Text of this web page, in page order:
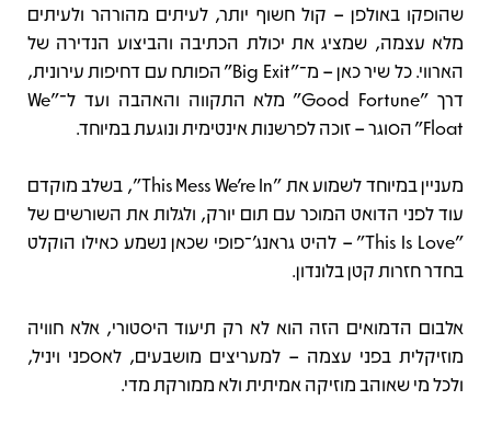
שהופקו באולפן – קול חשוף יותר, לעיתים מהורהר ולעיתים
מלא עצמה, שמציג את יכולת הכתיבה והביצוע הנדירה של
הארווי. כל שיר כאן – מ־"Big Exit" הפותח עם דחיפות עירונית,
דרך "Good Fortune" מלא התקווה והאהבה ועד ל־"We
Float" הסוגר – זוכה לפרשנות אינטימית ונוגעת במיוחד.
מעניין במיוחד לשמוע את "This Mess We're In", בשלב מוקדם
עוד לפני הדואט המוכר עם תום יורק, ולגלות את השורשים של
"This Is Love" – להיט גראנג'־פופי שכאן נשמע כאילו הוקלט
בחדר חזרות קטן בלונדון.
אלבום הדמואים הזה הוא לא רק תיעוד היסטורי, אלא חוויה
מוזיקלית בפני עצמה – למעריצים מושבעים, לאספני ויניל,
ולכל מי שאוהב מוזיקה אמיתית ולא ממורקת מדי.